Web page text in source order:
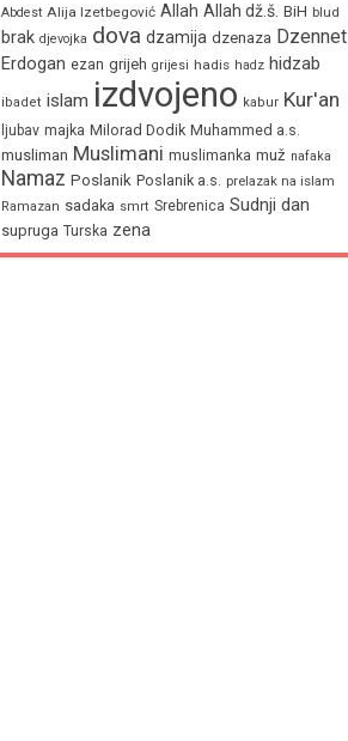
Abdest Alija Izetbegović Allah Allah dž.š. BiH blud
brak djevojka dova dzamija dzenaza Dzennet
Erdogan ezan grijeh grijesi hadis hadz hidzab
ibadet islam izdvojeno kabur Kur'an
ljubav majka Milorad Dodik Muhammed a.s.
musliman Muslimani muslimanka muž nafaka
Namaz Poslanik Poslanik a.s. prelazak na islam
Ramazan sadaka smrt Srebrenica Sudnji dan
supruga Turska zena